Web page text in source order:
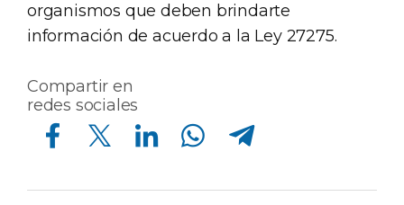
organismos que deben brindarte
información de acuerdo a la Ley 27275.
Compartir en
redes sociales
Compartir en Facebook Compartir en Twitter Compartir en Linkedin Compartir en Whatsapp Compartir en Telegram